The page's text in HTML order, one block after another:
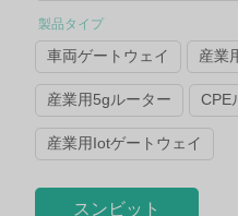
製品タイプ
車両ゲートウェイ 産業
産業用5gルーター CPE
産業用Iotゲートウェイ